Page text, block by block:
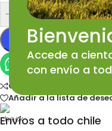
Accede a
con envío a
- +
Quiero más
Comparar
Añadir a la lista de
Envíos a todo chile